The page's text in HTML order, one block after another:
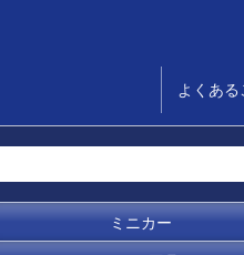
よくある
ミニカー